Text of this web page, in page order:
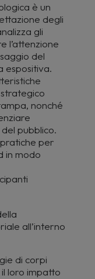
è un
degli
gli
l’attenzione
del
espositiva.
strategico
nonché
pubblico.
per
in modo
all’interno
di corpi
loro impatto